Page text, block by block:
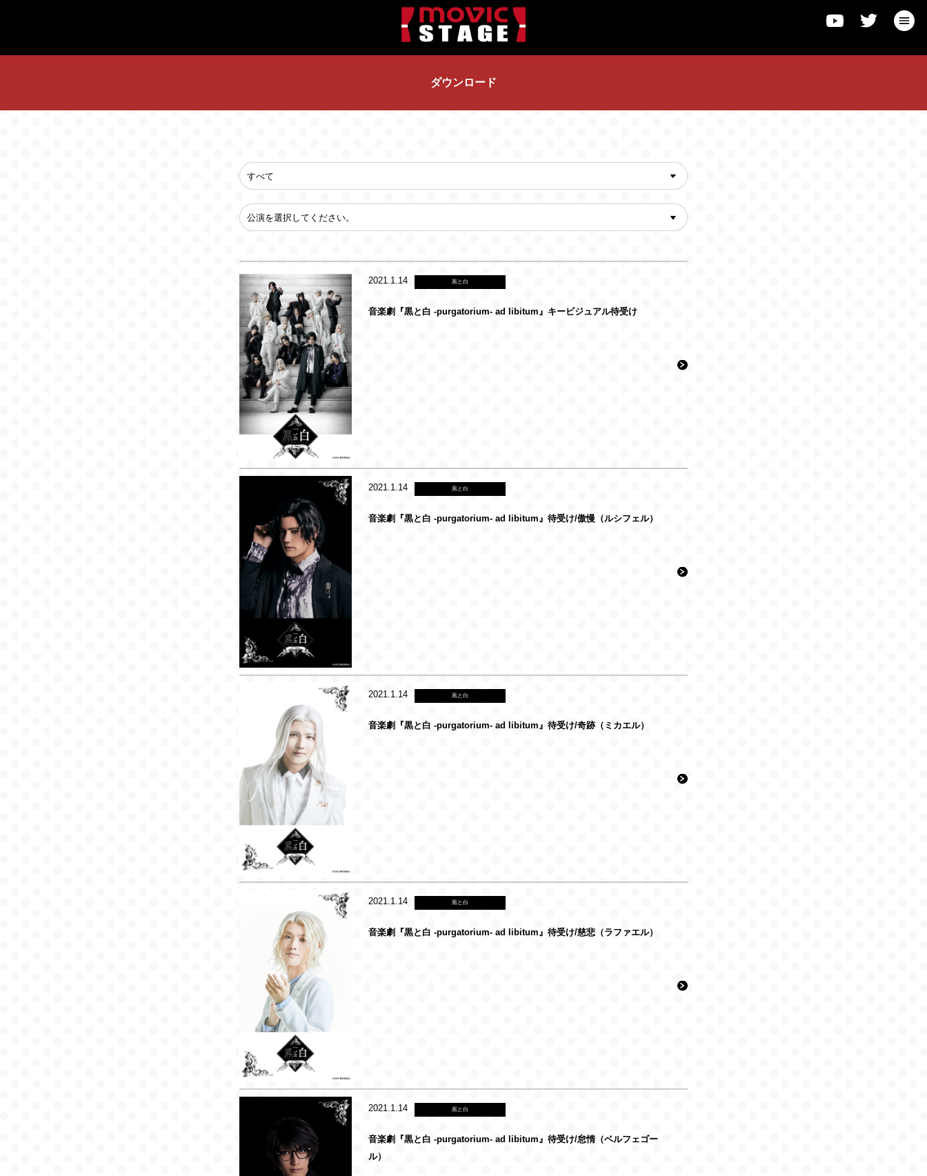
ダウンロード
2021.1.14 黒と白
音楽劇『黒と白 -purgatorium- ad libitum』キービジュアル待受け
2021.1.14 黒と白
音楽劇『黒と白 -purgatorium- ad libitum』待受け/傲慢（ルシフェル）
2021.1.14 黒と白
音楽劇『黒と白 -purgatorium- ad libitum』待受け/奇跡（ミカエル）
2021.1.14 黒と白
音楽劇『黒と白 -purgatorium- ad libitum』待受け/慈悲（ラファエル）
2021.1.14 黒と白
音楽劇『黒と白 -purgatorium- ad libitum』待受け/怠惰（ベルフェゴー
ル）